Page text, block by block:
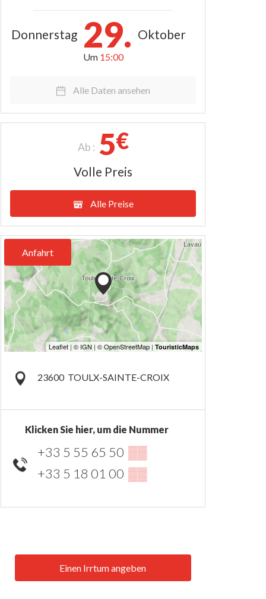
Donnerstag 29. Oktober
Um 15:00
Alle Daten ansehen
Ab : 5€
Volle Preis
Alle Preise
Anfahrt
23600 TOULX-SAINTE-CROIX
Klicken Sie hier, um die Nummer
+33 5 55 65 50 ▒▒
+33 5 18 01 00 ▒▒
Einen Irrtum angeben